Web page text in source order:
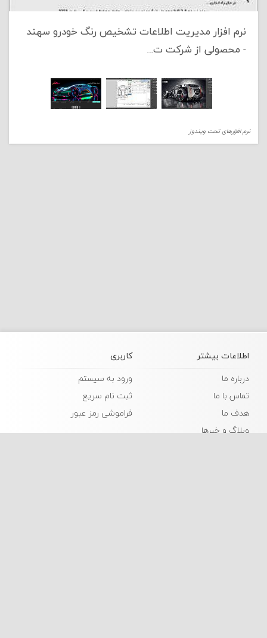
نرم افزار مدیریت اطلاعات تشخیص رنگ خودرو سهند
- محصولی از شرکت ت…
نرم افزارهای تحت ویندوز
اطلاعات بیشتر
درباره ما
تماس با ما
هدف ما
وبلاگ و خبرها
کاربری
ورود به سیستم
ثبت نام سریع
فراموشی رمز عبور